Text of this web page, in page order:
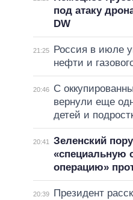
под атаку
DW
21:25
Россия в июле
нефти и
20:46
С
вернули еще
детей и
20:41 Зеленский
«специальную
операцию»
20:39
Президент